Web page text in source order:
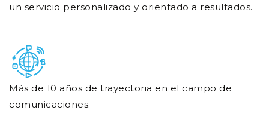
un servicio personalizado y orientado a resultados.
Más de 10 años de trayectoria en el campo de
comunicaciones.